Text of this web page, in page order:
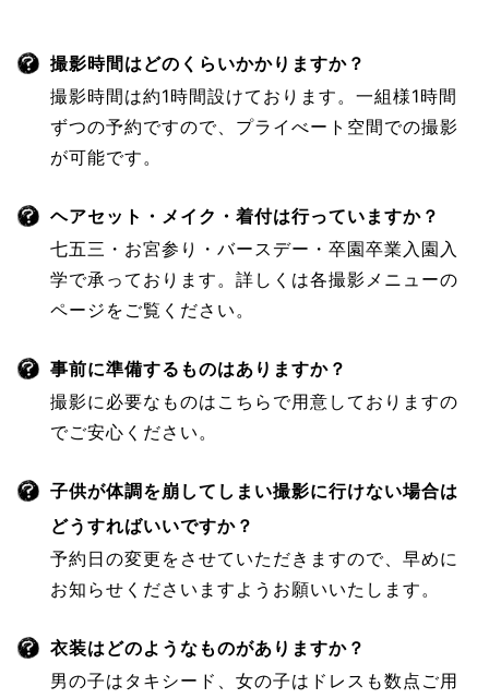
撮影時間はどのくらいかかりますか？
撮影時間は約1時間設けております。一組様1時間
ずつの予約ですので、プライべート空間での撮影
が可能です。
ヘアセット・メイク・着付は行っていますか？
七五三・お宮参り・バースデー・卒園卒業入園入
学で承っております。詳しくは各撮影メニューの
ページをご覧ください。
事前に準備するものはありますか？
撮影に必要なものはこちらで用意しておりますの
でご安心ください。
子供が体調を崩してしまい撮影に行けない場合は
どうすればいいですか？
予約日の変更をさせていただきますので、早めに
お知らせくださいますようお願いいたします。
衣装はどのようなものがありますか？
男の子はタキシード、女の子はドレスも数点ご用